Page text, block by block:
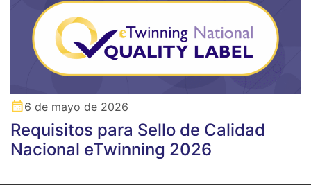
6 de mayo de 2026
Requisitos para Sello de Calidad
Nacional eTwinning 2026